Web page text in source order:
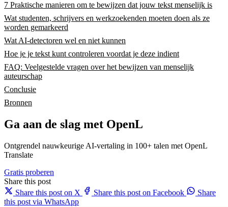
7 Praktische manieren om te bewijzen dat jouw tekst menselijk is
Wat studenten, schrijvers en werkzoekenden moeten doen als ze
worden gemarkeerd
Wat AI-detectoren wel en niet kunnen
Hoe je je tekst kunt controleren voordat je deze indient
FAQ: Veelgestelde vragen over het bewijzen van menselijk
auteurschap
Conclusie
Bronnen
Ga aan de slag met OpenL
Ontgrendel nauwkeurige AI-vertaling in 100+ talen met OpenL
Translate
Gratis proberen
Share this post
Share this post on X
Share this post on Facebook
Share
this post via WhatsApp